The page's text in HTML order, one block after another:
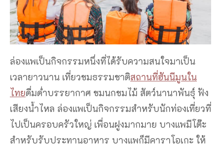
ล่องแพเป็นกิจกรรมหนึ่งที่ได้รับความสนใจมาเป็น
เวลายาวนาน เที่ยวชมธรรมชาติสถานที่ฮันนีมูนใน
ไทยดื่มด่ำบรรยากาศ ชมนกชมไม้ สัตว์นานาพันธุ์ ฟัง
เสียงน้ำไหล ล่องแพเป็นกิจกรรมสำหรับนักท่องเที่ยวที่
ไปเป็นครอบครัวใหญ่ เพื่อนฝูงมากมาย บางแพมีโต๊ะ
สำหรับรับประทานอาหาร บางแพก็มีคาราโอเกะ ให้